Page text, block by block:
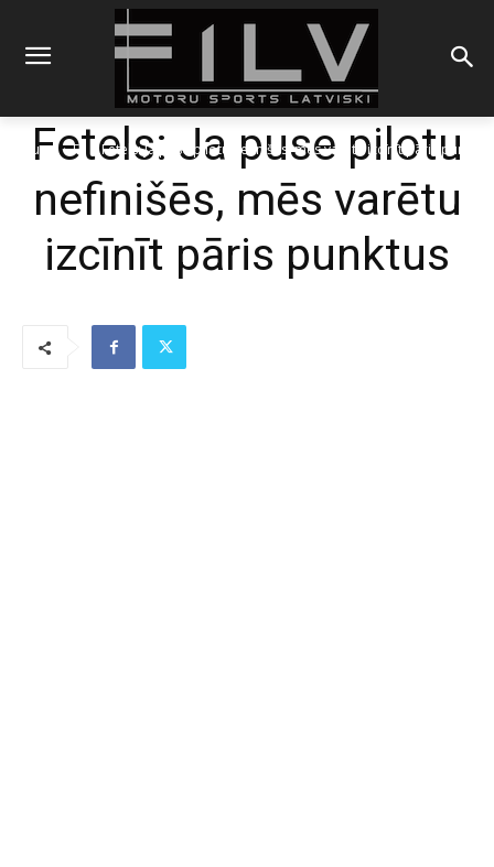
Sākums F1 Fetels: Ja puse pilotu nefinišēs, mēs varētu izcīnīt pāris punktus
Fetels: Ja puse pilotu
nefinišēs, mēs varētu
izcīnīt pāris punktus